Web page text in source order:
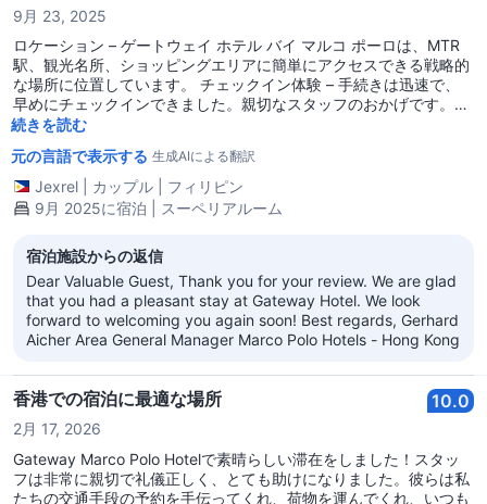
9月 23, 2025
ロケーション – ゲートウェイ ホテル バイ マルコ ポーロは、MTR
駅、観光名所、ショッピングエリアに簡単にアクセスできる戦略的
な場所に位置しています。 チェックイン体験 – 手続きは迅速で、
早めにチェックインできました。親切なスタッフのおかげです。荷
物の保管はロビーで便利に利用できます。 部屋 – 清潔で整頓され
ており、ミニバーは毎日補充されます。アメニティも部屋に用意さ
れています。 サービス – スタッフは素晴らしく、とても対応が良
かったです。特に水の追加リクエストには頻繁に応じてくれまし
た。 チェックアウト – 手続きは迅速かつスムーズでした。スタッ
フにチェックアウトすることを伝えると、すぐに手伝ってくれまし
ウェイ ホテルへの宿泊を強くお勧めします。スタッフのホスピタリ
ティも称賛に値します。
続きを読む
元の言語で表示する 生成AIによる翻訳
Jexrel カップル
フィリピン
9月 2025に宿泊 | スーペリアルーム
宿泊施設からの返信
Dear Valuable Guest, Thank you for your review. We are glad
that you had a pleasant stay at Gateway Hotel. We look
forward to welcoming you again soon! Best regards, Gerhard
Aicher Area General Manager Marco Polo Hotels - Hong Kong
香港での宿泊に最適な場所 10.0
2月 17, 2026
Gateway Marco Polo Hotelで素晴らしい滞在をしました！スタッ
フは非常に親切で礼儀正しく、とても助けになりました。彼らは私
たちの交通手段の予約を手伝ってくれ、荷物を運んでくれ、いつも